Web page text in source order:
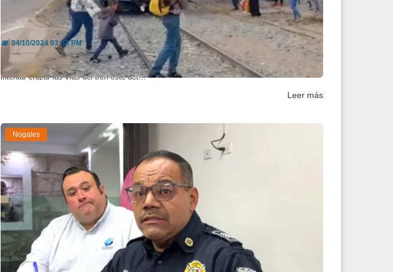
Continúan multas para quien cruce el tre...
📅04/10/2024 03:53 PM
De acuerdo con las autoridades, el artículo número 47 especifica que es falta "Cruzar o
intentar cruzar las vías del tren este det...
Leer más
Nogales